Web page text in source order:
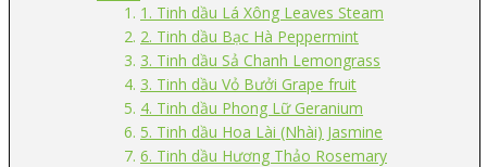
1. Tinh dầu Lá Xông Leaves Steam
2. Tinh dầu Bạc Hà Peppermint
3. Tinh dầu Sả Chanh Lemongrass
3. Tinh dầu Vỏ Bưởi Grape fruit
4. Tinh dầu Phong Lữ Geranium
5. Tinh dầu Hoa Lài (Nhài) Jasmine
6. Tinh dầu Hương Thảo Rosemary